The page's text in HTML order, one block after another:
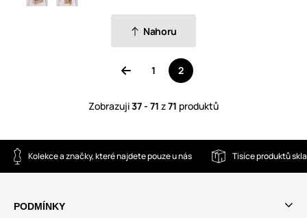
Nahoru
1 2
Zobrazuji37 - 71 z71 produktů
Kolekce a značky, které najdete pouze u nás Tisíce produktů
PODMÍNKY